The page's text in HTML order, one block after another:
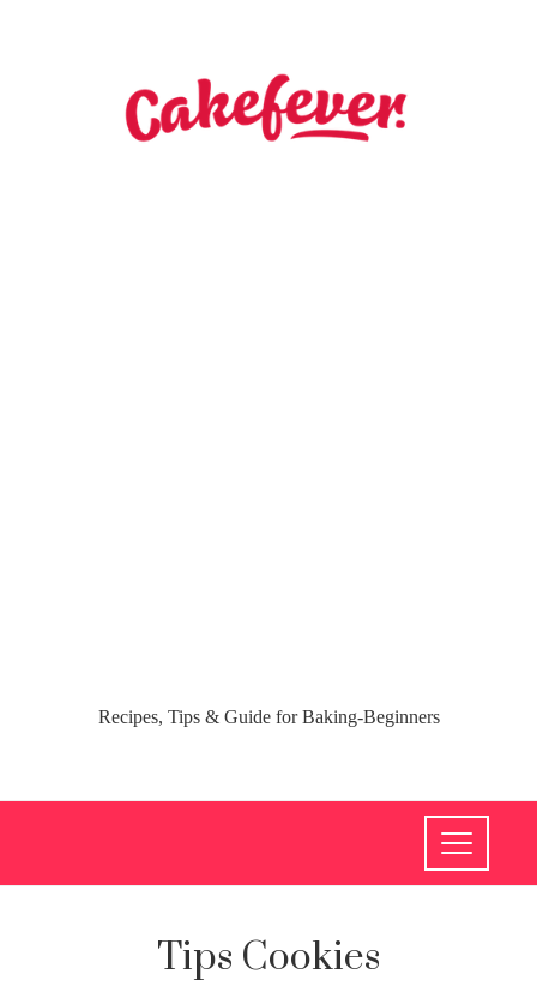
Recipes, Tips & Guide for Baking-Beginners
Tips Cookies